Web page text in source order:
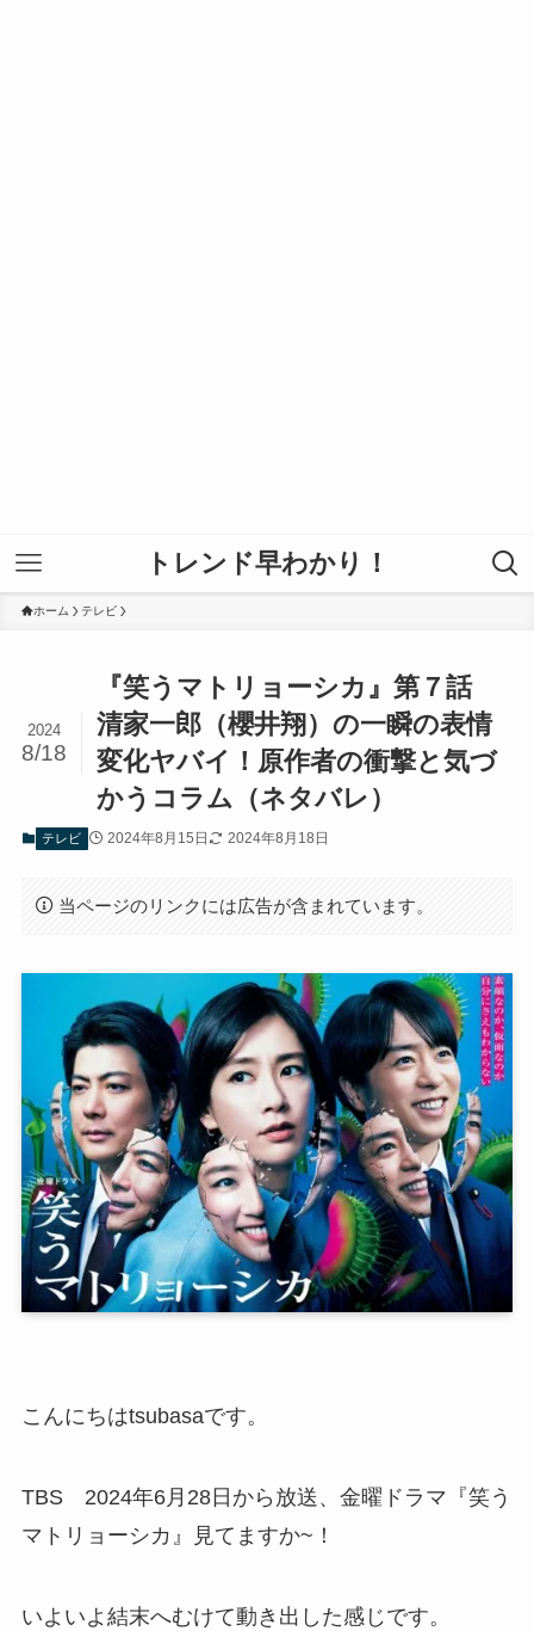
トレンド早わかり！
ホーム テレビ
『笑うマトリョーシカ』第７話
清家一郎（櫻井翔）の一瞬の表情
変化ヤバイ！原作者の衝撃と気づ
かうコラム（ネタバレ）
2024
8/18
テレビ 2024年8月15日 2024年8月18日
当ページのリンクには広告が含まれています。
こんにちはtsubasaです。
TBS 2024年6月28日から放送、金曜ドラマ『笑う
マトリョーシカ』見てますか~！
いよいよ結末へむけて動き出した感じです。